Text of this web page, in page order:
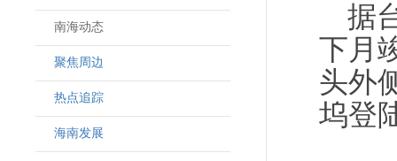
南海动态
聚焦周边
热点追踪
海南发展
据
下月
头外
坞登